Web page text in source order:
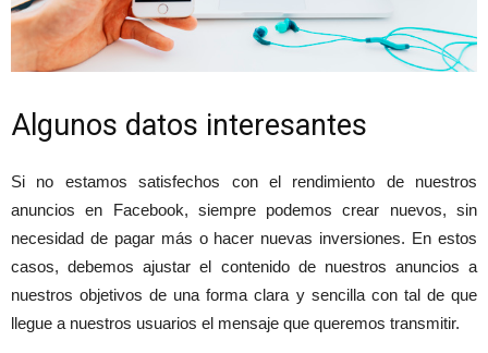
Algunos datos interesantes
Si no estamos satisfechos con el rendimiento de nuestros
anuncios en Facebook, siempre podemos crear nuevos, sin
necesidad de pagar más o hacer nuevas inversiones. En estos
casos, debemos ajustar el contenido de nuestros anuncios a
nuestros objetivos de una forma clara y sencilla con tal de que
llegue a nuestros usuarios el mensaje que queremos transmitir.